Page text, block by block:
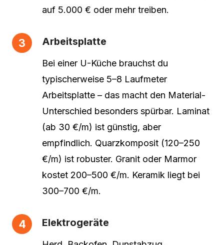
auf 5.000 € oder mehr treiben.
Arbeitsplatte
Bei einer U-Küche brauchst du
typischerweise 5–8 Laufmeter
Arbeitsplatte – das macht den Material-
Unterschied besonders spürbar. Laminat
(ab 30 €/m) ist günstig, aber
empfindlich. Quarzkomposit (120–250
€/m) ist robuster. Granit oder Marmor
kostet 200–500 €/m. Keramik liegt bei
300–700 €/m.
Elektrogeräte